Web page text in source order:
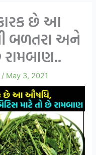
છે આ
બળતરા અને
રામબાણ..
/ May 3, 2021